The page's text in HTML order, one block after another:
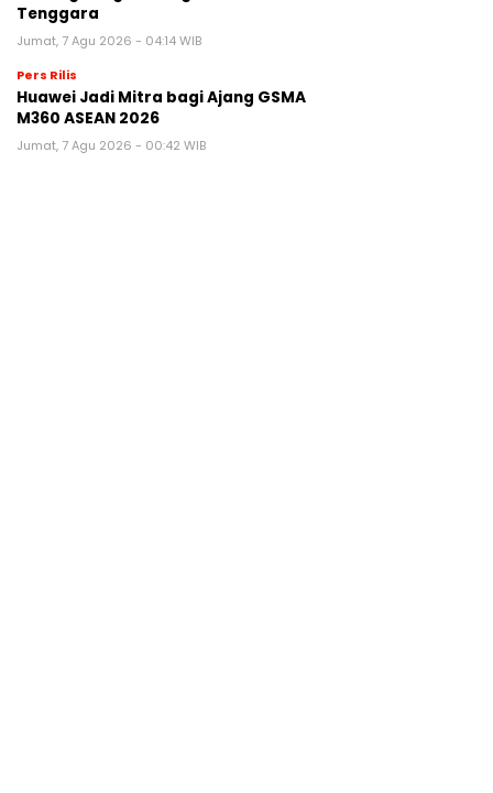
Tenggara
Jumat, 7 Agu 2026 - 04:14 WIB
Pers Rilis
Huawei Jadi Mitra bagi Ajang GSMA
M360 ASEAN 2026
Jumat, 7 Agu 2026 - 00:42 WIB